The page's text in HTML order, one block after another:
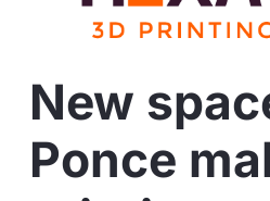
New
Ponce